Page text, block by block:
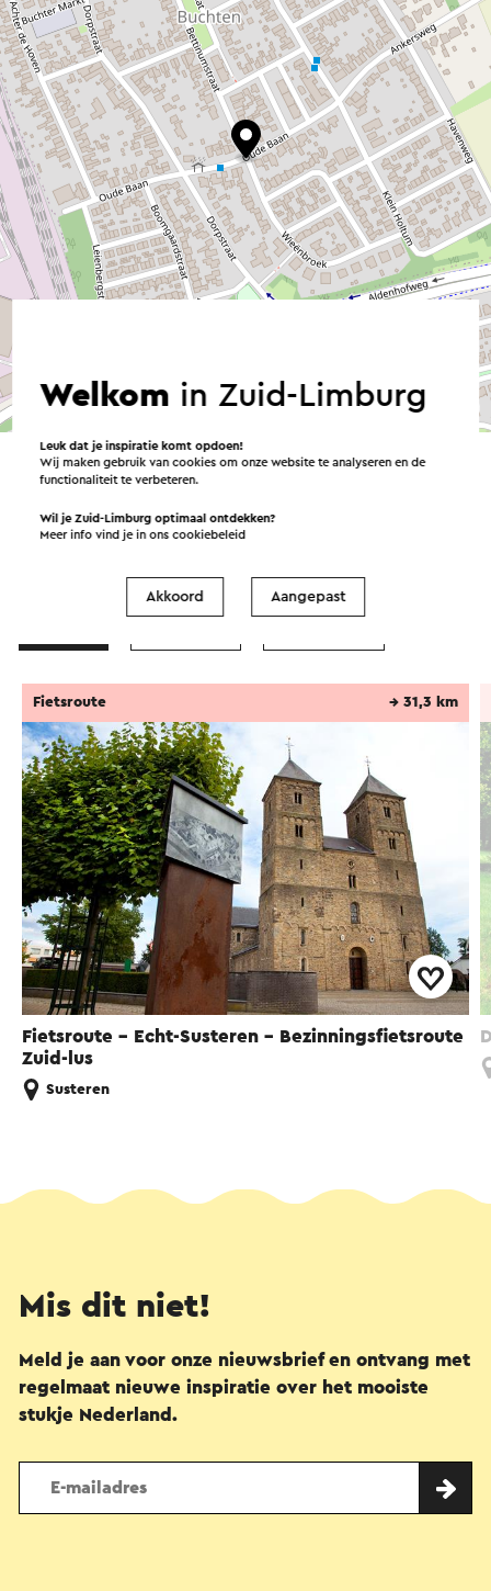
©OpenStreetMap contributors
Fietsroute - Echt-Susteren - Bezinningsfietsroute
Zuid-lus
Fietsroute → 31,3 km
Susteren
Mis dit niet!
Meld je aan voor onze nieuwsbrief en ontvang met
regelmaat nieuwe inspiratie over het mooiste
stukje Nederland.
Welkom in Zuid-Limburg
Leuk dat je inspiratie komt opdoen!
Wij maken gebruik van cookies om onze website te analyseren en de
functionaliteit te verbeteren.
Wil je Zuid-Limburg optimaal ontdekken?
Meer info vind je in onscookiebeleid
Akkoord Aangepast